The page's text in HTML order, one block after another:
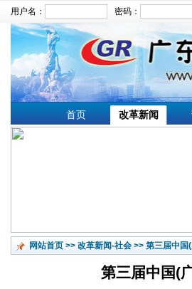
用户名： 密码：
文章搜索：
首页 改革新闻
网站首页 >> 改革新闻-社会 >> 第三届中国
第三届中国(